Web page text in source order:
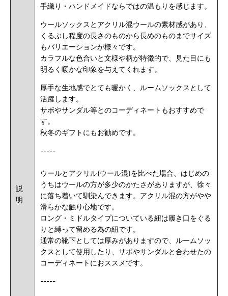
説
明
手織り・ハンドメイドならではの温もりを感じます。
ウールソックスとアクリル混ウールの素材感があり、
くるぶし程度の長さのものから長めのものまでサイズ
もバリエーションが様々です。
カラフルな色合いと文様や柄が特徴的で、見た目にも
明るく暖かな印象を与えてくれます。
厚手な生地感でとても暖かく、ルームソックスとして
活躍します。
サボやサンダル等とのコーディネートもおすすめで
す。
秋冬のギフトにもお勧めです。
-----
ウールとアクリル(ウール混)を比べた場合、はじめの
うちはウールの方が多少のかたさがありますが、徐々
に落ち着いて馴染んできます。アクリル混の方がやや
滑らかな触り心地です。
ロング・ミドルタイプについている紐は履き口をぐる
りと縛って留める為の紐です。
通常の靴下としては厚みがありますので、ルームソッ
クスとして使用したり、サボやサンダルと合わせたの
コーディネートにおススメです。
-----